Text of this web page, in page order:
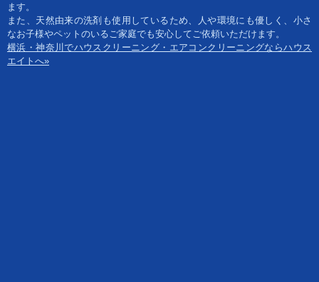
ます。
また、天然由来の洗剤も使用しているため、人や環境にも優しく、小さ
なお子様やペットのいるご家庭でも安心してご依頼いただけます。
横浜・神奈川でハウスクリーニング・エアコンクリーニングならハウス
エイトへ»